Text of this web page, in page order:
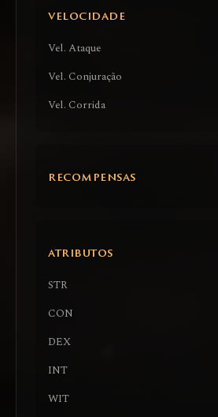
VELOCIDADE
Vel. Ataque
Vel. Conjuração
Vel. Corrida
RECOMPENSAS
ATRIBUTOS
STR
CON
DEX
INT
WIT